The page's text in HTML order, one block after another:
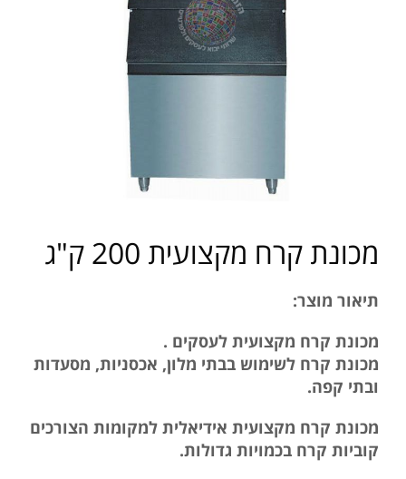
מכונת קרח מקצועית 200 ק"ג
תיאור מוצר:
מכונת קרח מקצועית לעסקים .
מכונת קרח לשימוש בבתי מלון, אכסניות, מסעדות
ובתי קפה.
מכונת קרח מקצועית אידיאלית למקומות הצורכים
קוביות קרח בכמויות גדולות.